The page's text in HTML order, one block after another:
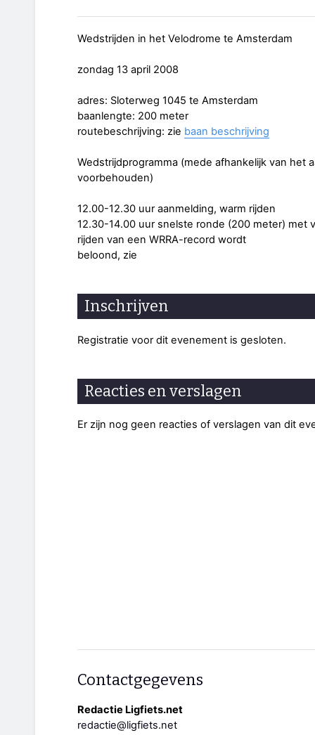
Wedstrijden in het Velodrome te Amsterdam
zondag 13 april 2008
adres: Sloterweg 1045 te Amsterdam
baanlengte: 200 meter
routebeschrijving: zie baan beschrijving
Wedstrijdprogramma (mede afhankelijk van het
voorbehouden)
12.00-12.30 uur aanmelding, warm rijden
12.30-14.00 uur snelste ronde (200 meter) met
rijden van een WRRA-record wordt
beloond, zie
Inschrijven
Registratie voor dit evenement is gesloten.
Reacties en verslagen
Er zijn nog geen reacties of verslagen van dit
Contactgegevens
Redactie Ligfiets.net
redactie@ligfiets.net